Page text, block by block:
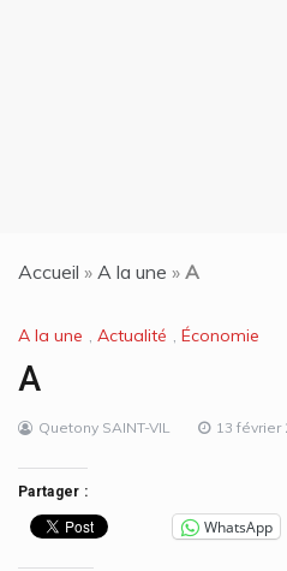
Accueil » A la une » A
A la une , Actualité , Économie
A
Quetony SAINT-VIL 13 février
Partager :
WhatsApp